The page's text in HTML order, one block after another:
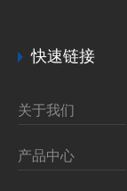
快速链接
关于我们
产品中心